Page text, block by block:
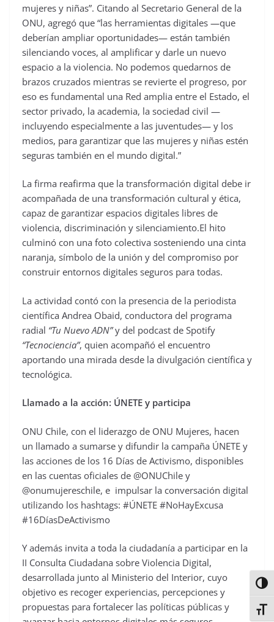
mujeres y niñas”. Citando al Secretario General de la
ONU, agregó que “las herramientas digitales —que
deberían ampliar oportunidades— están también
silenciando voces, al amplificar y darle un nuevo
espacio a la violencia. No podemos quedarnos de
brazos cruzados mientras se revierte el progreso, por
eso es fundamental una Red amplia entre el Estado, el
sector privado, la academia, la sociedad civil —
incluyendo especialmente a las juventudes— y los
medios, para garantizar que las mujeres y niñas estén
seguras también en el mundo digital.”
La firma reafirma que la transformación digital debe ir
acompañada de una transformación cultural y ética,
capaz de garantizar espacios digitales libres de
violencia, discriminación y silenciamiento.El hito
culminó con una foto colectiva sosteniendo una cinta
naranja, símbolo de la unión y del compromiso por
construir entornos digitales seguros para todas.
La actividad contó con la presencia de la periodista
científica Andrea Obaid, conductora del programa
radial “Tu Nuevo ADN”y del podcast de Spotify
“Tecnociencia”, quien acompañó el encuentro
aportando una mirada desde la divulgación científica y
tecnológica.
Llamado a la acción: ÚNETE y participa
ONU Chile, con el liderazgo de ONU Mujeres, hacen
un llamado a sumarse y difundir la campaña ÚNETE y
las acciones de los 16 Días de Activismo, disponibles
en las cuentas oficiales de @ONUChile y
@onumujereschile, e impulsar la conversación digital
utilizando los hashtags: #ÚNETE #NoHayExcusa
#16DíasDeActivismo
Y además invita a toda la ciudadanía a participar en la
II Consulta Ciudadana sobre Violencia Digital,
desarrollada junto al Ministerio del Interior, cuyo
objetivo es recoger experiencias, percepciones y
propuestas para fortalecer las políticas públicas y